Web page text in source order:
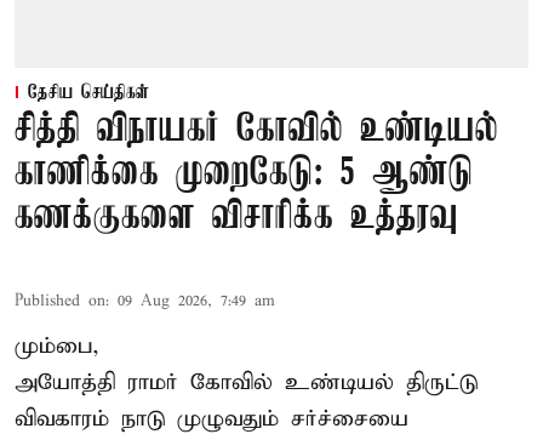
தேசிய செய்திகள்
சித்தி விநாயகர் கோவில் உண்டியல்
காணிக்கை முறைகேடு: 5 ஆண்டு
கணக்குகளை விசாரிக்க உத்தரவு
Published on: 09 Aug 2026, 7:49 am
மும்பை,
அயோத்தி ராமர் கோவில் உண்டியல் திருட்டு
விவகாரம் நாடு முழுவதும் சர்ச்சையை